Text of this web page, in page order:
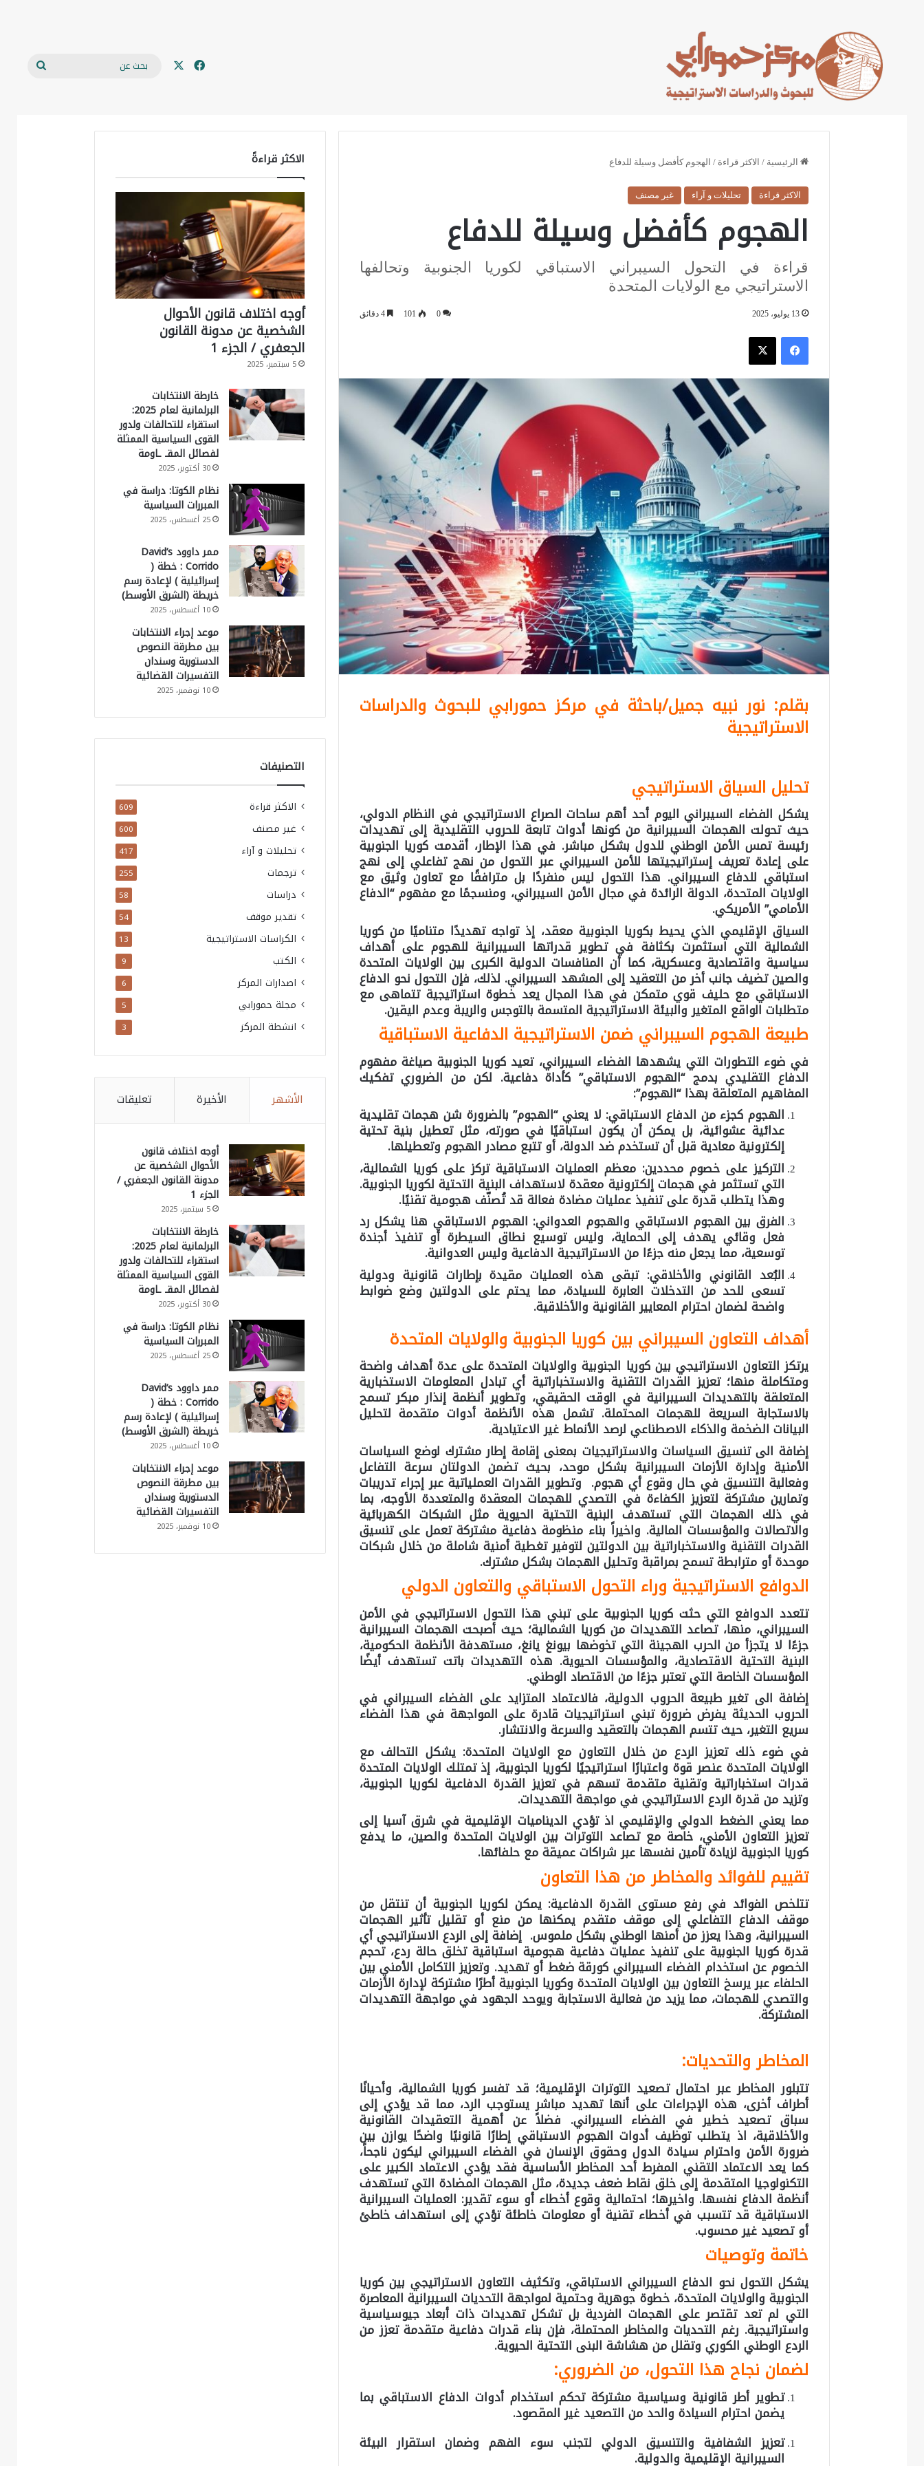
فيسبوك
Home تحليلات و آراء تقدير موقف
الرئيسية / الاكثر قراءة / الهجوم كأفضل وسيلة للدفاع
الاكثر قراءة تحليلات و آراء غير مصنف
الهجوم كأفضل وسيلة للدفاع
قراءة في التحول السيبراني الاستباقي لكوريا الجنوبية وتحالفها
الاستراتيجي مع الولايات المتحدة
13 يوليو، 2025 0
101 4 دقائق
فيسبوك
بقلم: نور نبيه جميل/باحثة في مركز حمورابي للبحوث والدراسات
الاستراتيجية
تحليل السياق الاستراتيجي
يشكل الفضاء السيبراني اليوم أحد أهم ساحات الصراع الاستراتيجي في النظام الدولي،
حيث تحولت الهجمات السيبرانية من كونها أدوات تابعة للحروب التقليدية إلى تهديدات
رئيسة تمس الأمن الوطني للدول بشكل مباشر. في هذا الإطار، أقدمت كوريا الجنوبية
على إعادة تعريف إستراتيجيتها للأمن السيبراني عبر التحول من نهج تفاعلي إلى نهج
استباقي للدفاع السيبراني. هذا التحول ليس منفردًا بل مترافقًا مع تعاون وثيق مع
الولايات المتحدة، الدولة الرائدة في مجال الأمن السيبراني، ومنسجمًا مع مفهوم “الدفاع
الأمامي” الأمريكي.
السياق الإقليمي الذي يحيط بكوريا الجنوبية معقد، إذ تواجه تهديدًا متناميًا من كوريا
الشمالية التي استثمرت بكثافة في تطوير قدراتها السيبرانية للهجوم على أهداف
سياسية واقتصادية وعسكرية، كما أن المنافسات الدولية الكبرى بين الولايات المتحدة
والصين تضيف جانب أخر من التعقيد إلى المشهد السيبراني. لذلك، فإن التحول نحو الدفاع
الاستباقي مع حليف قوي متمكن في هذا المجال يعد خطوة استراتيجية تتماهى مع
متطلبات الواقع المتغير والبيئة الاستراتيجية المتسمة بالتوجس والريبة وعدم اليقين.
طبيعة الهجوم السيبراني ضمن الاستراتيجية الدفاعية الاستباقية
في ضوء التطورات التي يشهدها الفضاء السيبراني، تعيد كوريا الجنوبية صياغة مفهوم
الدفاع التقليدي بدمج “الهجوم الاستباقي” كأداة دفاعية. لكن من الضروري تفكيك
المفاهيم المتعلقة بهذا “الهجوم”:
الهجوم كجزء من الدفاع الاستباقي: لا يعني “الهجوم” بالضرورة شن هجمات تقليدية
عدائية عشوائية، بل يمكن أن يكون استباقيًا في صورته، مثل تعطيل بنية تحتية
إلكترونية معادية قبل أن تستخدم ضد الدولة، أو تتبع مصادر الهجوم وتعطيلها.
التركيز على خصوم محددين: معظم العمليات الاستباقية تركز على كوريا الشمالية،
التي تستثمر في هجمات إلكترونية معقدة لاستهداف البنية التحتية لكوريا الجنوبية.
وهذا يتطلب قدرة على تنفيذ عمليات مضادة فعالة قد تُصنّف هجومية تقنيًا.
الفرق بين الهجوم الاستباقي والهجوم العدواني: الهجوم الاستباقي هنا يشكل رد
فعل وقائي يهدف إلى الحماية، وليس توسيع نطاق السيطرة أو تنفيذ أجندة
توسعية، مما يجعل منه جزءًا من الاستراتيجية الدفاعية وليس العدوانية.
البُعد القانوني والأخلاقي: تبقى هذه العمليات مقيدة بإطارات قانونية ودولية
تسعى للحد من التدخلات العابرة للسيادة، مما يحتم على الدولتين وضع ضوابط
واضحة لضمان احترام المعايير القانونية والأخلاقية.
أهداف التعاون السيبراني بين كوريا الجنوبية والولايات المتحدة
يرتكز التعاون الاستراتيجي بين كوريا الجنوبية والولايات المتحدة على عدة أهداف واضحة
ومتكاملة منها؛ تعزيز القدرات التقنية والاستخباراتية أي تبادل المعلومات الاستخبارية
المتعلقة بالتهديدات السيبرانية في الوقت الحقيقي، وتطوير أنظمة إنذار مبكر تسمح
بالاستجابة السريعة للهجمات المحتملة. تشمل هذه الأنظمة أدوات متقدمة لتحليل
البيانات الضخمة والذكاء الاصطناعي لرصد الأنماط غير الاعتيادية.
إضافة الى تنسيق السياسات والاستراتيجيات بمعنى إقامة إطار مشترك لوضع السياسات
الأمنية وإدارة الأزمات السيبرانية بشكل موحد، بحيث تضمن الدولتان سرعة التفاعل
وفعالية التنسيق في حال وقوع أي هجوم. وتطوير القدرات العملياتية عبر إجراء تدريبات
وتمارين مشتركة لتعزيز الكفاءة في التصدي للهجمات المعقدة والمتعددة الأوجه، بما
في ذلك الهجمات التي تستهدف البنية التحتية الحيوية مثل الشبكات الكهربائية
والاتصالات والمؤسسات المالية. واخيراً بناء منظومة دفاعية مشتركة تعمل على تنسيق
القدرات التقنية والاستخباراتية بين الدولتين لتوفير تغطية أمنية شاملة من خلال شبكات
موحدة أو مترابطة تسمح بمراقبة وتحليل الهجمات بشكل مشترك.
الدوافع الاستراتيجية وراء التحول الاستباقي والتعاون الدولي
تتعدد الدوافع التي حثت كوريا الجنوبية على تبني هذا التحول الاستراتيجي في الأمن
السيبراني، منها، تصاعد التهديدات من كوريا الشمالية؛ حيث أصبحت الهجمات السيبرانية
جزءًا لا يتجزأ من الحرب الهجينة التي تخوضها بيونغ يانغ، مستهدفة الأنظمة الحكومية،
البنية التحتية الاقتصادية، والمؤسسات الحيوية. هذه التهديدات باتت تستهدف أيضًا
المؤسسات الخاصة التي تعتبر جزءًا من الاقتصاد الوطني.
إضافة الى تغير طبيعة الحروب الدولية، فالاعتماد المتزايد على الفضاء السيبراني في
الحروب الحديثة يفرض ضرورة تبني استراتيجيات قادرة على المواجهة في هذا الفضاء
سريع التغير، حيث تتسم الهجمات بالتعقيد والسرعة والانتشار.
في ضوء ذلك تعزيز الردع من خلال التعاون مع الولايات المتحدة: يشكل التحالف مع
الولايات المتحدة عنصر قوة واعتبارًا استراتيجيًا لكوريا الجنوبية، إذ تمتلك الولايات المتحدة
قدرات استخباراتية وتقنية متقدمة تسهم في تعزيز القدرة الدفاعية لكوريا الجنوبية،
وتزيد من قدرة الردع الاستراتيجي في مواجهة التهديدات.
مما يعني الضغط الدولي والإقليمي اذ تؤدي الديناميات الإقليمية في شرق آسيا إلى
تعزيز التعاون الأمني، خاصة مع تصاعد التوترات بين الولايات المتحدة والصين، ما يدفع
كوريا الجنوبية لزيادة تأمين نفسها عبر شراكات عميقة مع حلفائها.
تقييم للفوائد والمخاطرمن هذا التعاون
تتلخص الفوائد في رفع مستوى القدرة الدفاعية: يمكن لكوريا الجنوبية أن تنتقل من
موقف الدفاع التفاعلي إلى موقف متقدم يمكنها من منع أو تقليل تأثير الهجمات
السيبرانية، وهذا يعزز من أمنها الوطني بشكل ملموس. إضافة إلى الردع الاستراتيجي أي
قدرة كوريا الجنوبية على تنفيذ عمليات دفاعية هجومية استباقية تخلق حالة ردع، تحجم
الخصوم عن استخدام الفضاء السيبراني كورقة ضغط أو تهديد. وتعزيز التكامل الأمني بين
الحلفاء عبر يرسخ التعاون بين الولايات المتحدة وكوريا الجنوبية أطرًا مشتركة لإدارة الأزمات
والتصدي للهجمات، مما يزيد من فعالية الاستجابة ويوحد الجهود في مواجهة التهديدات
المشتركة.
المخاطر والتحديات:
تتبلور المخاطر عبر احتمال تصعيد التوترات الإقليمية؛ قد تفسر كوريا الشمالية، وأحيانًا
أطراف أخرى، هذه الإجراءات على أنها تهديد مباشر يستوجب الرد، مما قد يؤدي إلى
سباق تصعيد خطير في الفضاء السيبراني. فضلاً عن أهمية التعقيدات القانونية
والأخلاقية، اذ يتطلب توظيف أدوات الهجوم الاستباقي إطارًا قانونيًا واضحًا يوازن بين
ضرورة الأمن واحترام سيادة الدول وحقوق الإنسان في الفضاء السيبراني ليكون ناجحاً،
كما يعد الاعتماد التقني المفرط أحد المخاطر الأساسية فقد يؤدي الاعتماد الكبير على
التكنولوجيا المتقدمة إلى خلق نقاط ضعف جديدة، مثل الهجمات المضادة التي تستهدف
أنظمة الدفاع نفسها. واخيرها؛ احتمالية وقوع أخطاء أو سوء تقدير: العمليات السيبرانية
الاستباقية قد تتسبب في أخطاء تقنية أو معلومات خاطئة تؤدي إلى استهداف خاطئ
أو تصعيد غير محسوب.
خاتمة وتوصيات
يشكل التحول نحو الدفاع السيبراني الاستباقي، وتكثيف التعاون الاستراتيجي بين كوريا
الجنوبية والولايات المتحدة، خطوة جوهرية وحتمية لمواجهة التحديات السيبرانية المعاصرة
التي لم تعد تقتصر على الهجمات الفردية بل تشكل تهديدات ذات أبعاد جيوسياسية
واستراتيجية. رغم التحديات والمخاطر المحتملة، فإن بناء قدرات دفاعية متقدمة تعزز من
الردع الوطني الكوري وتقلل من هشاشة البنى التحتية الحيوية.
لضمان نجاح هذا التحول، من الضروري:
تطوير أطر قانونية وسياسية مشتركة تحكم استخدام أدوات الدفاع الاستباقي بما
يضمن احترام السيادة والحد من التصعيد غير المقصود.
تعزيز الشفافية والتنسيق الدولي لتجنب سوء الفهم وضمان استقرار البيئة
السيبرانية الإقليمية والدولية.
الاكثر قراءةً
أوجه اختلاف قانون الأحوال
الشخصية عن مدونة القانون
الجعفري / الجزء 1
5 سبتمبر، 2025
خارطة الانتخابات
البرلمانية لعام 2025:
استقراء للتحالفات ولدور
القوى السياسية الممثلة
لفصائل المقـ ـاومة
30 أكتوبر، 2025
نظام الكوتا: دراسة في
المبررات السياسية
25 أغسطس، 2025
ممر داوود David’s
Corrido : خطة (
إسرائيلية ) لإعادة رسم
خريطة (الشرق الأوسط)
10 أغسطس، 2025
موعد إجراء الانتخابات
بين مطرقة النصوص
الدستورية وسندان
التفسيرات القضائية
10 نوفمبر، 2025
التصنيفات
الاكثر قراءة 609
غير مصنف 600
تحليلات و آراء 417
ترجمات 255
دراسات 58
تقدير موقف 54
الكراسات الاستراتيجية 13
الكتب 9
اصدارات المركز 6
مجلة حمورابي 5
انشطة المركز 3
الأشهر الأخيرة تعليقات
أوجه اختلاف قانون
الأحوال الشخصية عن
مدونة القانون الجعفري /
الجزء 1
5 سبتمبر، 2025
خارطة الانتخابات
البرلمانية لعام 2025:
استقراء للتحالفات ولدور
القوى السياسية الممثلة
لفصائل المقـ ـاومة
30 أكتوبر، 2025
نظام الكوتا: دراسة في
المبررات السياسية
25 أغسطس، 2025
ممر داوود David’s
Corrido : خطة (
إسرائيلية ) لإعادة رسم
خريطة (الشرق الأوسط)
10 أغسطس، 2025
موعد إجراء الانتخابات
بين مطرقة النصوص
الدستورية وسندان
التفسيرات القضائية
10 نوفمبر، 2025